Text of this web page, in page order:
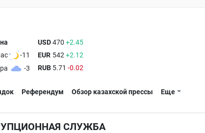
-11
-3
USD470 +2.45
EUR 542 +2.12
RUB 5.71 -0.02
Референдум Обзор казахской прессы Еще
СЛУЖБА